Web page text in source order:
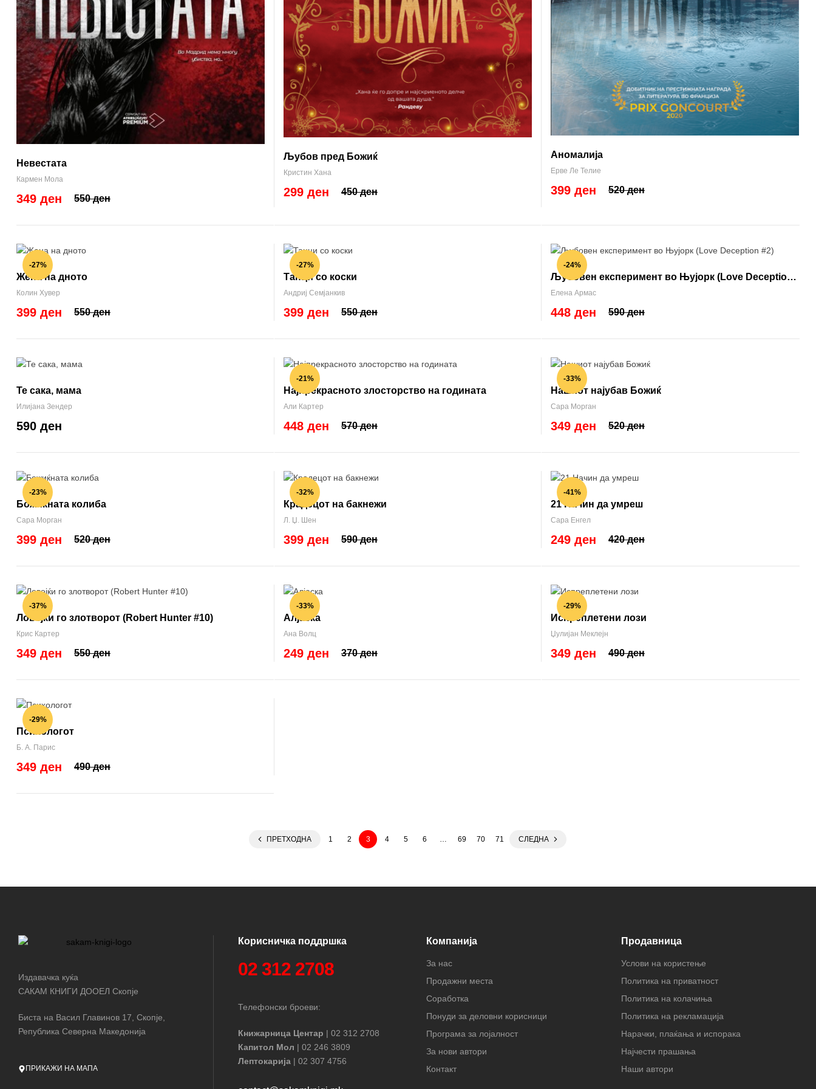
Невестата
Кармен Мола
550 ден
349 ден
Љубов пред Божиќ
Кристин Хана
450 ден
299 ден
Аномалија
Ерве Ле Телие
520 ден
399 ден
-27%
Жена на дното
Колин Хувер
550 ден
399 ден
-27%
Танци со коски
Андриј Семјанкив
550 ден
399 ден
-24%
Љубовен експеримент во Њујорк (Love Deception
#2)
Елена Армас
590 ден
448 ден
Те сака, мама
Илијана Зендер
590 ден
-21%
Најпрекрасното злосторство на годината
Али Картер
570 ден
448 ден
-33%
Нашиот најубав Божиќ
Сара Морган
520 ден
349 ден
-23%
Божиќната колиба
Сара Морган
520 ден
399 ден
-32%
Крадецот на бакнежи
Л. Џ. Шен
590 ден
399 ден
-41%
21 Начин да умреш
Сара Енгел
420 ден
249 ден
-37%
Ловејќи го злотворот (Robert Hunter #10)
Крис Картер
550 ден
349 ден
-33%
Алјаска
Ана Волц
370 ден
249 ден
-29%
Испреплетени лози
Џулијан Меклејн
490 ден
349 ден
-29%
Психологот
Б. А. Парис
490 ден
349 ден
ПРЕТХОДНА 1 2 3 4 5 6 … 69 70 71 СЛЕДНА
Издавачка куќа
САКАМ КНИГИ ДООЕЛ Скопје
Биста на Васил Главинов 17, Скопје,
Република Северна Македонија
ПРИКАЖИ НА МАПА
Корисничка поддршка
02 312 2708
Телефонски броеви:
Книжарница Центар | 02 312 2708
Капитол Мол | 02 246 3809
Лептокарија | 02 307 4756
Компанија
За нас
Продажни места
Соработка
Понуди за деловни корисници
Програма за лојалност
За нови автори
Контакт
Продавница
Услови на користење
Политика на приватност
Политика на колачиња
Политика на рекламација
Нарачки, плаќања и испорака
Најчести прашања
Наши автори